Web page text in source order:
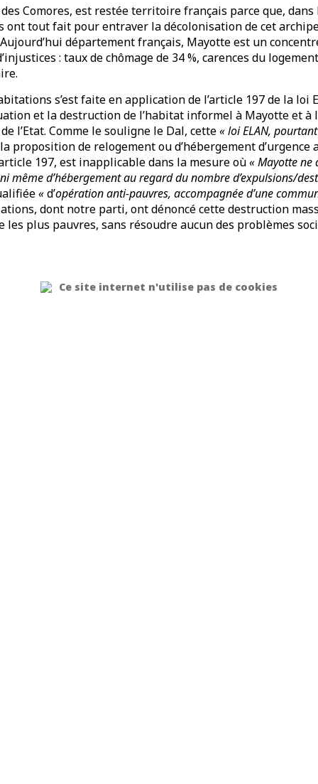
Comores, est restée territoire français parce que, dans
ont tout fait pour entraver la décolonisation de cet
département français, Mayotte est un
: taux de chômage de 34 %, carences du
s’est faite en application de l’article 197 de la loi
et la destruction de l’habitat informel à Mayotte et
l’Etat. Comme le souligne le Dal, cette« loi ELAN,
proposition de relogement ou d’hébergement d’urgence
197, est inapplicable dans la mesure où«Mayotte ne
même d’hébergement au regard du nombre d’expulsions/
«d’opération anti-pauvres, accompagnée d’une
dont notre parti, ont dénoncé cette destruction
les plus pauvres, sans résoudre aucun des problèmes
Ce site internet n'utilise pas de cookies